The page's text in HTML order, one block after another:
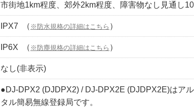
市街地1km程度、郊外2km程度、障害物なし見通し
IPX7 （ ※防水規格の詳細はこちら ）
IP6X （ ※防塵規格の詳細はこちら ）
なし(非表示)
●DJ-DPX2 (DJDPX2) / DJ-DPX2E (DJDPX2E)はア
タル簡易無線登録局です。